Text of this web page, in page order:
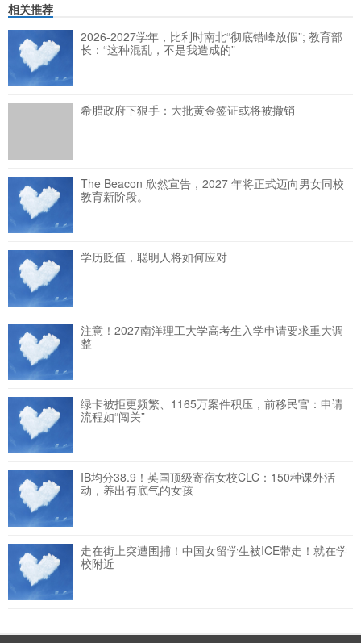
相关推荐
2026-2027学年，比利时南北“彻底错峰放假”; 教育部
长：“这种混乱，不是我造成的”
希腊政府下狠手：大批黄金签证或将被撤销
The Beacon 欣然宣告，2027 年将正式迈向男女同校
教育新阶段。
学历贬值，聪明人将如何应对
注意！2027南洋理工大学高考生入学申请要求重大调
整
绿卡被拒更频繁、1165万案件积压，前移民官：申请
流程如“闯关”
IB均分38.9！英国顶级寄宿女校CLC：150种课外活
动，养出有底气的女孩
走在街上突遭围捕！中国女留学生被ICE带走！就在学
校附近